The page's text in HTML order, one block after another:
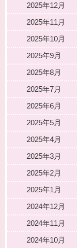
2025年12月
2025年11月
2025年10月
2025年9月
2025年8月
2025年7月
2025年6月
2025年5月
2025年4月
2025年3月
2025年2月
2025年1月
2024年12月
2024年11月
2024年10月